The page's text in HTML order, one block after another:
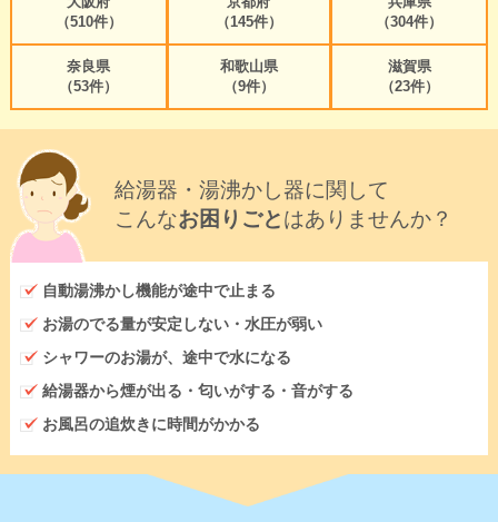
（510件）
（145件）
（304件）
奈良県
（53件）
和歌山県
（9件）
滋賀県
（23件）
給湯器・湯沸かし器に関して
こんなお困りごとはありませんか？
自動湯沸かし機能が途中で止まる
お湯のでる量が安定しない・水圧が弱い
シャワーのお湯が、途中で水になる
給湯器から煙が出る・匂いがする・音がする
お風呂の追炊きに時間がかかる